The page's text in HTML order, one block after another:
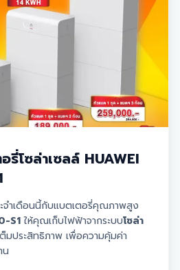
| ✅ ตรวจเช็กอุปกรณ์ฟรี! นาน 3
ปี | ✅ รับประกัน Inverter 10 ปี
ล์ 30 ปี
บถามรายละเอียดเพิ่มเติมได้เลย
รี่โซล่าเซลล์ HUAWEI
จำเดือนนี้กับแบตเตอรี่คุณภาพสูง
S1ให้คุณเก็บไฟฟ้าจากระบบโซล่า
ต็มประสิทธิภาพ เพื่อความคุ้มค่า